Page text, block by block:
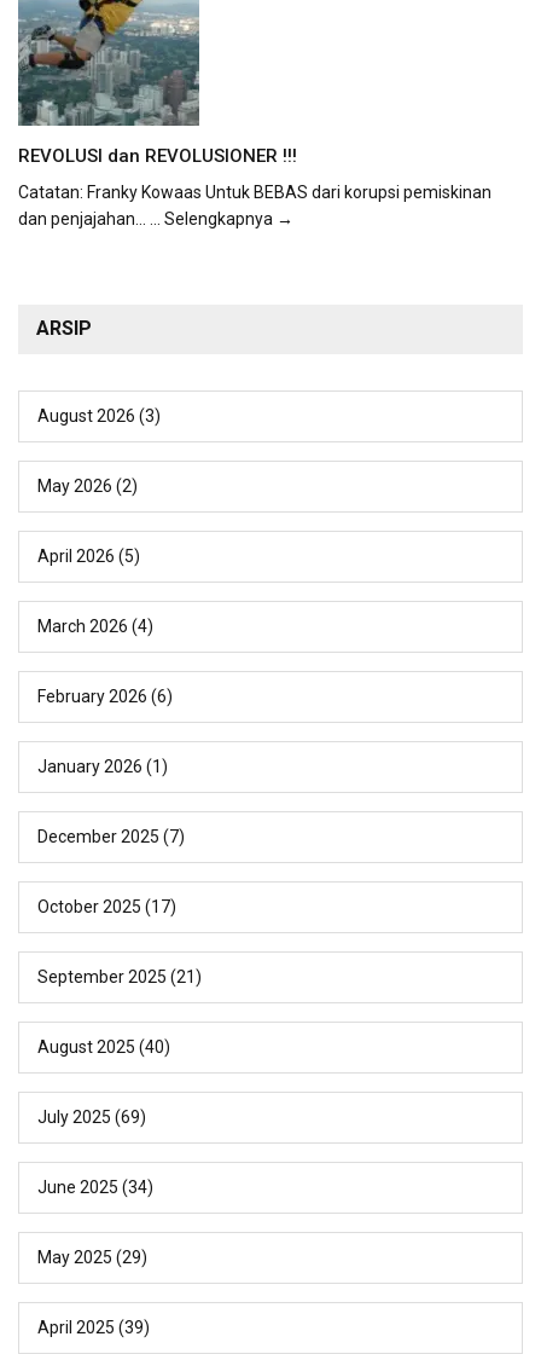
REVOLUSI dan REVOLUSIONER !!!
Catatan: Franky Kowaas Untuk BEBAS dari korupsi pemiskinan
dan penjajahan...
... Selengkapnya →
ARSIP
August 2026 (3)
May 2026 (2)
April 2026 (5)
March 2026 (4)
February 2026 (6)
January 2026 (1)
December 2025 (7)
October 2025 (17)
September 2025 (21)
August 2025 (40)
July 2025 (69)
June 2025 (34)
May 2025 (29)
April 2025 (39)